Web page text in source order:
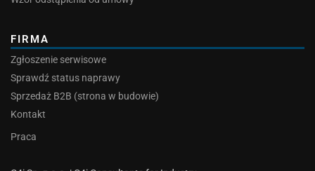
FIRMA
Zgłoszenie serwisowe
Sprawdź status naprawy
Sprzedaż B2B (strona w budowie)
Kontakt
Praca